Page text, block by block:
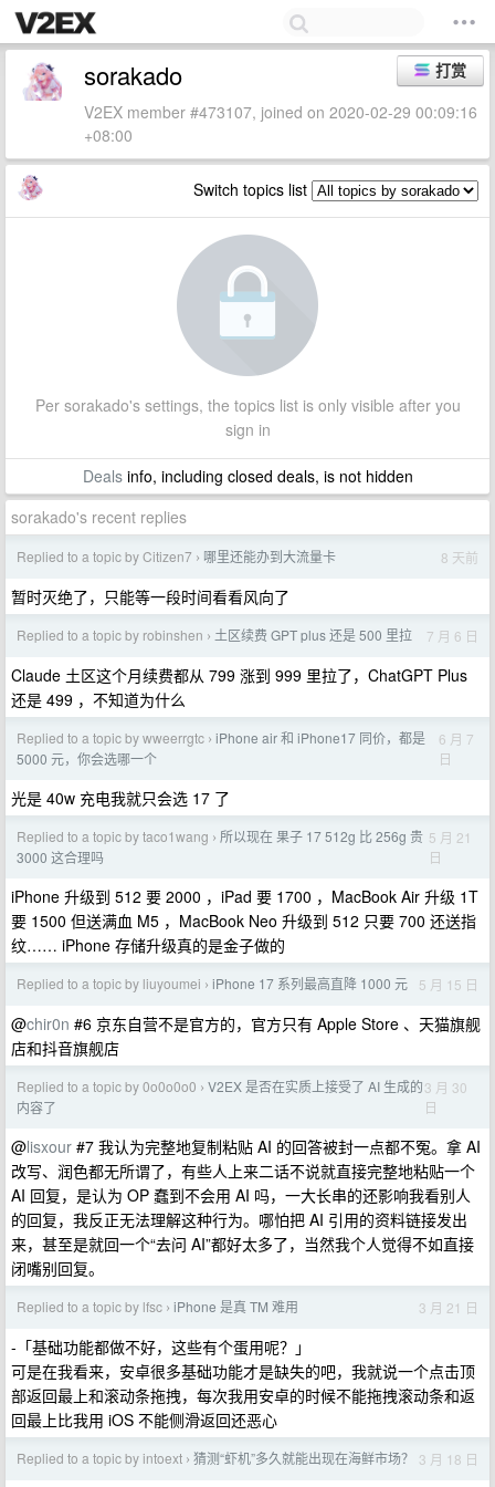
打赏
sorakado
V2EX member #473107, joined on 2020-02-29 00:09:16
+08:00
Switch topics list
Per sorakado's settings, the topics list is only visible after you
sign in
Dealsinfo, including closed deals, is not hidden
sorakado's recent replies
Replied to a topic by Citizen7 › 哪里还能办到大流量卡 8 天前
暂时灭绝了，只能等一段时间看看风向了
Replied to a topic by robinshen › 土区续费 GPT plus 还是 500 里拉 7 月 6 日
Claude 土区这个月续费都从 799 涨到 999 里拉了，ChatGPT Plus
还是 499 ，不知道为什么
Replied to a topic by wweerrgtc › iPhone air 和 iPhone17 同价，都是
5000 元，你会选哪一个
6 月 7
日
光是 40w 充电我就只会选 17 了
Replied to a topic by taco1wang › 所以现在 果子 17 512g 比 256g 贵
3000 这合理吗
5 月 21
日
iPhone 升级到 512 要 2000 ，iPad 要 1700 ，MacBook Air 升级 1T
要 1500 但送满血 M5 ，MacBook Neo 升级到 512 只要 700 还送指
纹…… iPhone 存储升级真的是金子做的
Replied to a topic by liuyoumei › iPhone 17 系列最高直降 1000 元 5 月 15 日
@chir0n #6 京东自营不是官方的，官方只有 Apple Store 、天猫旗舰
店和抖音旗舰店
Replied to a topic by 0o0o0o0 › V2EX 是否在实质上接受了 AI 生成的
内容了
3 月 30
日
@lisxour #7 我认为完整地复制粘贴 AI 的回答被封一点都不冤。拿 AI
改写、润色都无所谓了，有些人上来二话不说就直接完整地粘贴一个
AI 回复，是认为 OP 蠢到不会用 AI 吗，一大长串的还影响我看别人
的回复，我反正无法理解这种行为。哪怕把 AI 引用的资料链接发出
来，甚至是就回一个“去问 AI”都好太多了，当然我个人觉得不如直接
闭嘴别回复。
Replied to a topic by lfsc › iPhone 是真 TM 难用 3 月 21 日
-「基础功能都做不好，这些有个蛋用呢？」
可是在我看来，安卓很多基础功能才是缺失的吧，我就说一个点击顶
部返回最上和滚动条拖拽，每次我用安卓的时候不能拖拽滚动条和返
回最上比我用 iOS 不能侧滑返回还恶心
Replied to a topic by intoext › 猜测“虾机”多久就能出现在海鲜市场？ 3 月 18 日